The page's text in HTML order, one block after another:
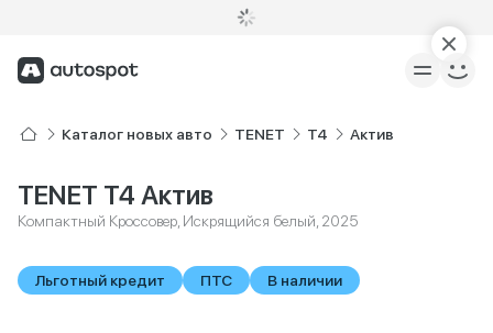
Каталог новых авто TENET T4 Актив
TENET T4 Актив
Компактный Кроссовер, Искрящийся белый, 2025
Льготный кредит ПТС В наличии